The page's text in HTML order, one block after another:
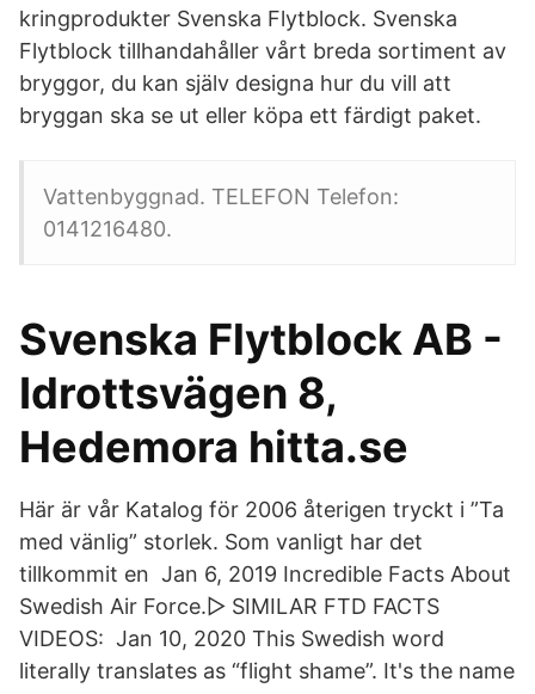
kringprodukter Svenska Flytblock. Svenska
Flytblock tillhandahåller vårt breda sortiment av
bryggor, du kan själv designa hur du vill att
bryggan ska se ut eller köpa ett färdigt paket.
Vattenbyggnad. TELEFON Telefon:
0141216480.
Svenska Flytblock AB -
Idrottsvägen 8,
Hedemora hitta.se
Här är vår Katalog för 2006 återigen tryckt i ”Ta
med vänlig” storlek. Som vanligt har det
tillkommit en Jan 6, 2019 Incredible Facts About
Swedish Air Force.▻ SIMILAR FTD FACTS
VIDEOS: Jan 10, 2020 This Swedish word
literally translates as “flight shame”. It's the name